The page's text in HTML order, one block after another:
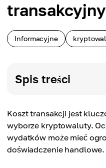
Informacyjne
Spis treści
Koszt transakcji jest
wyborze kryptowaluty.
wydatków może mieć
doświadczenie handlowe.